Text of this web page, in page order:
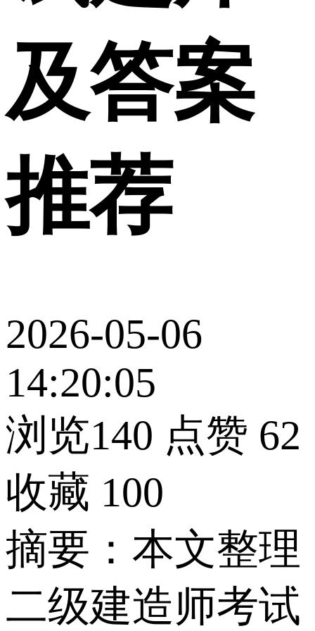
及答案
推荐
2026-05-06
14:20:05
浏览140 点赞 62
收藏 100
摘要：本文整理
二级建造师考试